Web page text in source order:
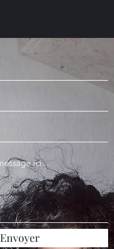
Envoyer